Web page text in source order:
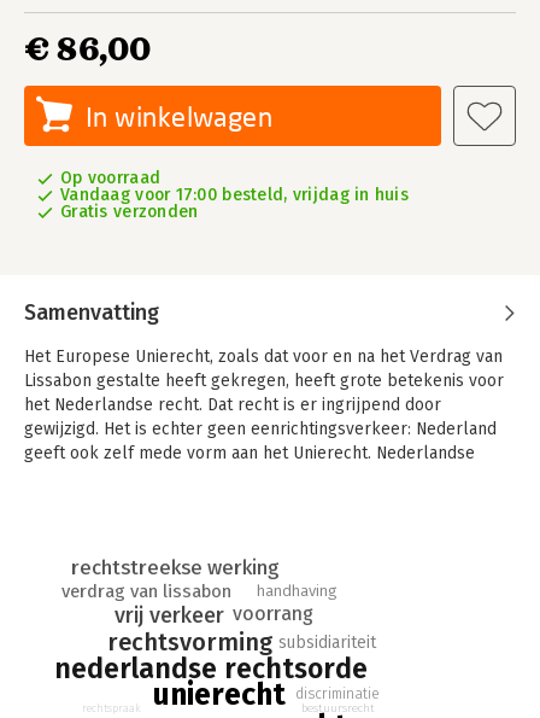
€ 86,00
In winkelwagen
Op voorraad
Vandaag voor 17:00 besteld, vrijdag in huis
Gratis verzonden
Samenvatting
Het Europese Unierecht, zoals dat voor en na het Verdrag van
Lissabon gestalte heeft gekregen, heeft grote betekenis voor
het Nederlandse recht. Dat recht is er ingrijpend door
gewijzigd. Het is echter geen eenrichtingsverkeer: Nederland
geeft ook zelf mede vorm aan het Unierecht. Nederlandse
regering, onderdeel van de EU-wetgever. De Nederlandse
rechter past, als vooruitgeschoven EU-rechter, het EU-recht
toe in nationale geschillen. In geval van twijfel over die
toepassing treedt de nationale rechter in gesprek met het EU
Hof van Justitie, via de prejudiciële procedure. De invloed van
het recht van de Europese Unie op de Nederlandse rechtsorde
unierecht
nederlandse rechtsorde
rechtsvorming
vrij verkeer
verdrag van lissabon
voorrang
rechtstreekse werking
handhaving
subsidiariteit
discriminatie
rechtspraak bestuursrecht